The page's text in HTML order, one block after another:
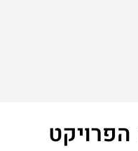
הפרויקט